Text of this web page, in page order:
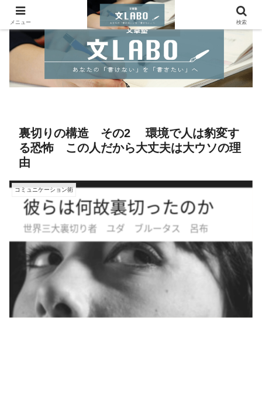
裏切りの構造 その2 環境で人は豹変す
る恐怖 この人だから大丈夫は大ウソの理
由
コミュニケーション術
メニュー 検索